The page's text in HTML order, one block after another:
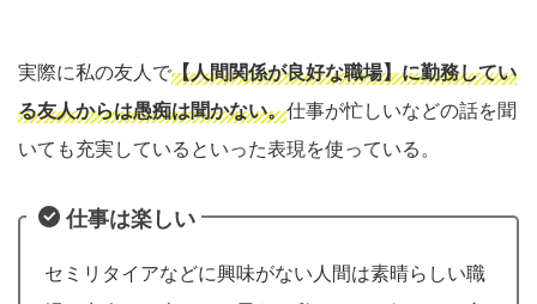
実際に私の友人で【人間関係が良好な職場】に勤務してい
る友人からは愚痴は聞かない。仕事が忙しいなどの話を聞
いても充実しているといった表現を使っている。
仕事は楽しい
セミリタイアなどに興味がない人間は素晴らしい職